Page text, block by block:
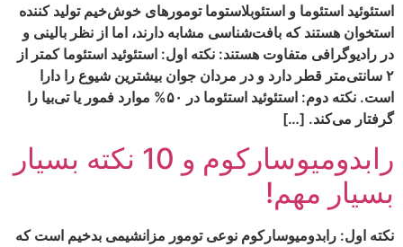
استئوئيد استئوما و استئوبلاستوما تومورهاى خوش‌‏خيم توليد كننده
استخوان هستند كه بافت‏‌شناسى مشابه دارند، اما از نظر بالينى و
در راديوگرافى متفاوت هستند: نکته اول: استئوئيد استئوما كمتر از
۲ سانتى‌‏متر قطر دارد و در مردان جوان بيشترين شيوع را دارا
است. نکته دوم: استئوئید استئوما در ۵۰% موارد فمور يا تى‌‏بيا را
گرفتار مى‌‏كند. […]
رابدومیوسارکوم و 10 نکته بسیار
بسیار مهم!
نکته اول: رابدوميوساركوم نوعى تومور مزانشيمى بدخيم است كه